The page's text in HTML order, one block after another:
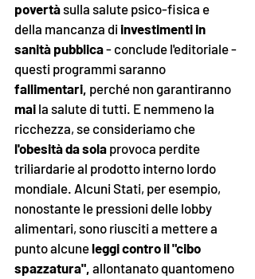
povertà sulla salute psico-fisica e
della mancanza di investimenti in
sanità pubblica - conclude l'editoriale -
questi programmi saranno
fallimentari, perché non garantiranno
mai la salute di tutti. E nemmeno la
ricchezza, se consideriamo che
l'obesità da sola provoca perdite
triliardarie al prodotto interno lordo
mondiale. Alcuni Stati, per esempio,
nonostante le pressioni delle lobby
alimentari, sono riusciti a mettere a
punto alcune leggi contro il "cibo
spazzatura", allontanato quantomeno